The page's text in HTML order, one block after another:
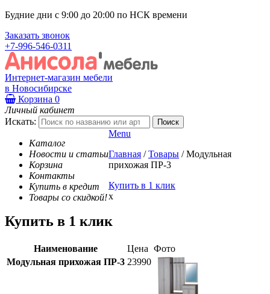
Будние дни с 9:00 до 20:00 по НСК времени
Заказать звонок
+7-996-546-0311
Интернет-магазин мебели
в Новосибирске
Корзина 0
Личный кабинет
Искать:
Каталог
Новости и статьи
Корзина
Контакты
Купить в кредит
Товары со скидкой!
Menu
Главная / Товары / Модульная
прихожая ПР-3
Купить в 1 клик
x
Купить в 1 клик
Наименование Цена Фото
Модульная прихожая ПР-3 23990